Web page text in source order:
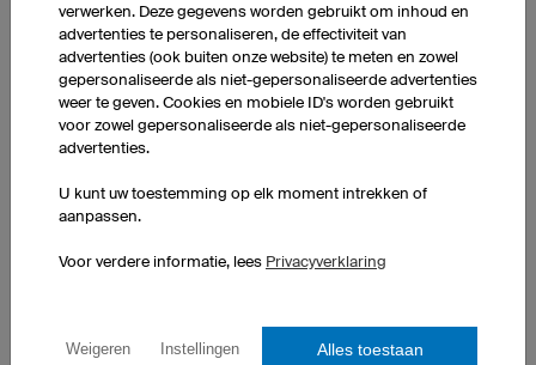
Eén of tienduizend stuks - Bij ons is ieder aantal
mogelijk. Dankzij onze eigen productiefaciliteiten in
Duitsland leveren we altijd volgens afspraak.
... verder naar Bestellen in elk gewenst aantal
verwerken. Deze gegevens worden gebruikt om inhoud en
advertenties te personaliseren, de effectiviteit van
advertenties (ook buiten onze website) te meten en zowel
gepersonaliseerde als niet-gepersonaliseerde advertenties
weer te geven. Cookies en mobiele ID's worden gebruikt
voor zowel gepersonaliseerde als niet-gepersonaliseerde
advertenties.
U kunt uw toestemming op elk moment intrekken of
aanpassen.
Voor verdere informatie, lees Privacyverklaring
Weigeren Instellingen Alles toestaan